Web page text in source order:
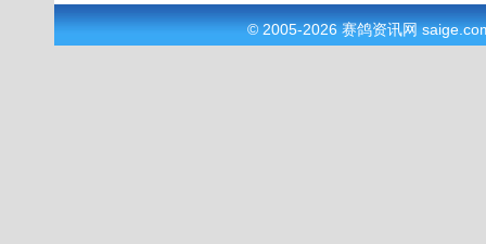
© 2005-2026 赛鸽资讯网